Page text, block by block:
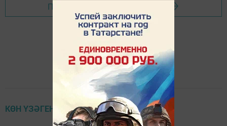
Перейти на страницу новости
КӨН ҮЗӘГЕНДӘ